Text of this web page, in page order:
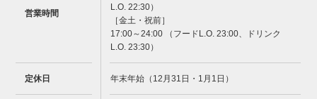
営業時間
L.O. 22:30）
［金土・祝前］
17:00～24:00 （フードL.O. 23:00、ドリンク
L.O. 23:30）
定休日 年末年始（12月31日・1月1日）